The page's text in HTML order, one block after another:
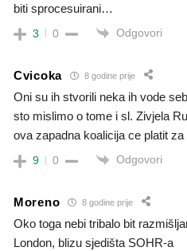
biti sprocesuirani…
3 0 Odgovori
Cvicoka 8 godine prije
Oni su ih stvorili neka ih vode
sto mislimo o tome i sl. Zivjela
ova zapadna koalicija ce platit
9 0 Odgovori
Moreno 8 godine prije
Oko toga nebi tribalo bit
London, blizu sjedišta SOHR-a